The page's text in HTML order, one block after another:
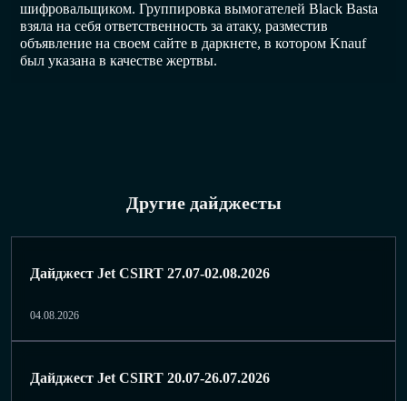
шифровальщиком. Группировка вымогателей Black Basta
взяла на себя ответственность за атаку, разместив
объявление на своем сайте в даркнете, в котором Knauf
был указана в качестве жертвы.
Другие дайджесты
Дайджест Jet CSIRT 27.07-02.08.2026
04.08.2026
Дайджест Jet CSIRT 20.07-26.07.2026